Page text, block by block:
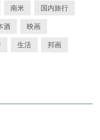
南米 国内旅行
酒 映画
生活 邦画